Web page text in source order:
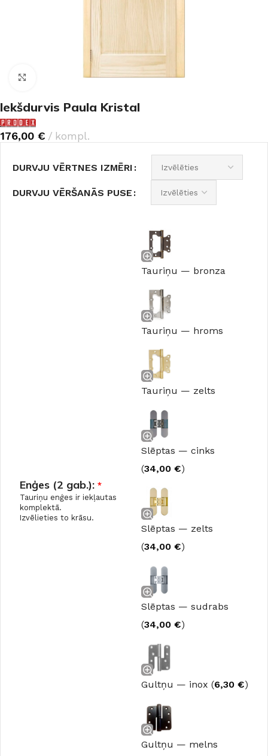
Noklikšķiniet, lai palielinātu
Iekšdurvis Paula Kristal
176,00 € kompl.
DURVJU VĒRTNES IZMĒRI
DURVJU VĒRŠANĀS PUSE
Enģes (2 gab.): *
Tauriņu enģes ir iekļautas
komplektā.
Izvēlieties to krāsu.
Tauriņu — bronza
Tauriņu — hroms
Tauriņu — zelts
Slēptas — cinks
(34,00 €)
Slēptas — zelts
(34,00 €)
Slēptas — sudrabs
(34,00 €)
Gultņu — inox (6,30 €)
Gultņu — melns